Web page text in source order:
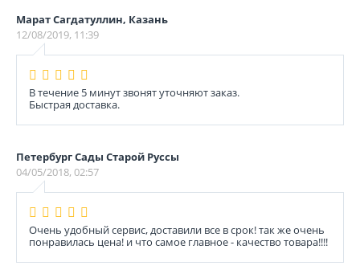
Марат Сагдатуллин, Казань
12/08/2019, 11:39
В течение 5 минут звонят уточняют заказ.
Быстрая доставка.
Петербург Сады Старой Руссы
04/05/2018, 02:57
Очень удобный сервис, доставили все в срок! так же очень
понравилась цена! и что самое главное - качество товара!!!!